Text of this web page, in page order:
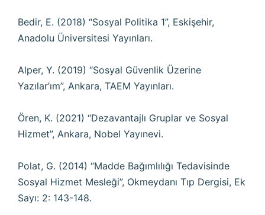
Bedir, E. (2018) “Sosyal Politika 1”, Eskişehir,
Anadolu Üniversitesi Yayınları.
Alper, Y. (2019) “Sosyal Güvenlik Üzerine
Yazılar’ım”, Ankara, TAEM Yayınları.
Ören, K. (2021) “Dezavantajlı Gruplar ve Sosyal
Hizmet”, Ankara, Nobel Yayınevi.
Polat, G. (2014) “Madde Bağımlılığı Tedavisinde
Sosyal Hizmet Mesleği”, Okmeydanı Tıp Dergisi, Ek
Sayı: 2: 143-148.